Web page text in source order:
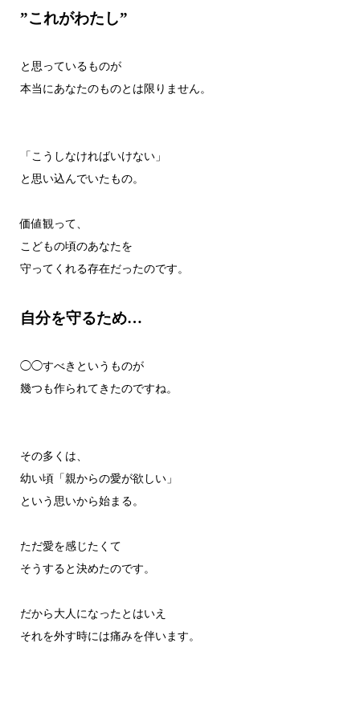
”これがわたし”
と思っているものが
本当にあなたのものとは限りません。
「こうしなければいけない」
と思い込んでいたもの。
価値観って、
こどもの頃のあなたを
守ってくれる存在だったのです。
自分を守るため…
◯◯すべきというものが
幾つも作られてきたのですね。
その多くは、
幼い頃「親からの愛が欲しい」
という思いから始まる。
ただ愛を感じたくて
そうすると決めたのです。
だから大人になったとはいえ
それを外す時には痛みを伴います。